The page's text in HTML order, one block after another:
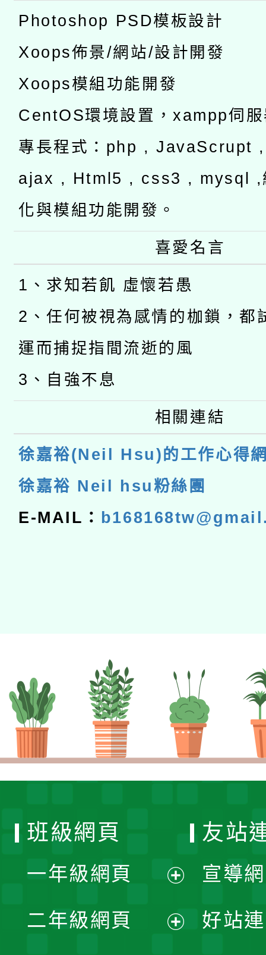
Photoshop PSD模板設計
Xoops佈景/網站/設計開發
Xoops模組功能開發
CentOS環境設置，xampp伺
專長程式：php , JavaScrupt
ajax , Html5 , css3 , mysql ,
化與模組功能開發。
喜愛名言
1、求知若飢 虛懷若愚
2、任何被視為感情的枷鎖，都
運而捕捉指間流逝的風
3、自強不息
相關連結
徐嘉裕(Neil Hsu)的工作心得
徐嘉裕 Neil hsu粉絲團
E-MAIL：
班級網頁
一年級網頁
開
二年級網頁
友站
宣導
好站